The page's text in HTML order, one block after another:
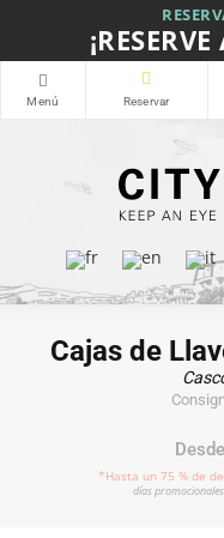
Cajas de
Desde
*Hasta un 75 % de
días